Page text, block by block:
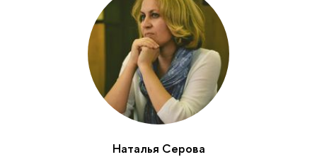
Наталья Серова